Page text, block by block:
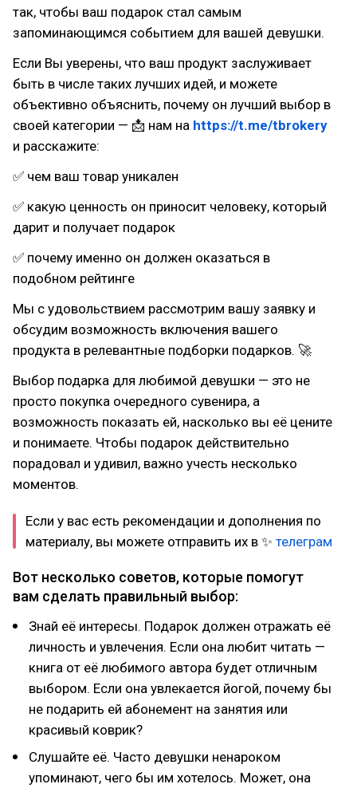
так, чтобы ваш подарок стал самым
запоминающимся событием для вашей девушки.
Если Вы уверены, что ваш продукт заслуживает
быть в числе таких лучших идей, и можете
объективно объяснить, почему он лучший выбор в
своей категории — 📩 нам на https://t.me/tbrokery
и расскажите:
✅ чем ваш товар уникален
✅ какую ценность он приносит человеку, который
дарит и получает подарок
✅ почему именно он должен оказаться в
подобном рейтинге
Мы с удовольствием рассмотрим вашу заявку и
обсудим возможность включения вашего
продукта в релевантные подборки подарков. 🚀
Выбор подарка для любимой девушки — это не
просто покупка очередного сувенира, а
возможность показать ей, насколько вы её цените
и понимаете. Чтобы подарок действительно
порадовал и удивил, важно учесть несколько
моментов.
Если у вас есть рекомендации и дополнения по
материалу, вы можете отправить их в ✨ телеграм
Вот несколько советов, которые помогут
вам сделать правильный выбор:
Знай её интересы. Подарок должен отражать её
личность и увлечения. Если она любит читать —
книга от её любимого автора будет отличным
выбором. Если она увлекается йогой, почему бы
не подарить ей абонемент на занятия или
красивый коврик?
Слушайте её. Часто девушки ненароком
упоминают, чего бы им хотелось. Может, она